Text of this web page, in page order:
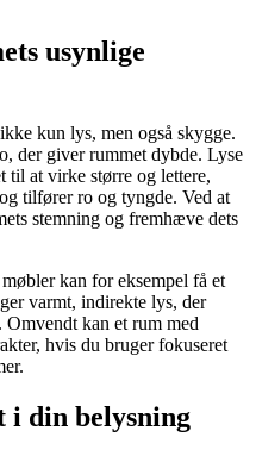
usynlige
kun lys, men også skygge.
der giver rummet dybde. Lyse
til at virke større og lettere,
tilfører ro og tyngde. Ved at
stemning og fremhæve dets
kan for eksempel få et
varmt, indirekte lys, der
Omvendt kan et rum med
hvis du bruger fokuseret
din belysning